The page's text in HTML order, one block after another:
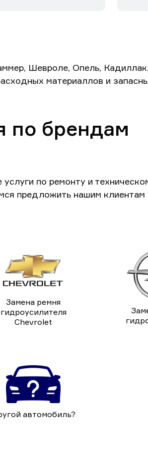
Шевроле, Опель,
материаллов и
по брендам
по ремонту и
предложить нашим
Замена ремня
гидроусилителя
Chevrolet
автомобиль?